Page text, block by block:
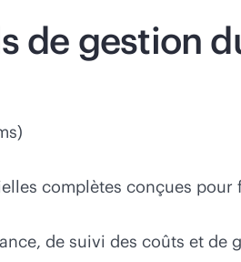
de gestion
complètes conçues
de suivi des coûts et